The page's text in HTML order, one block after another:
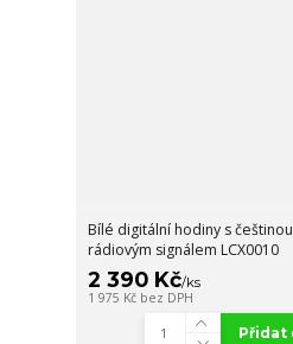
Bílé digitální hodiny s
rádiovým signálem LCX0010
2 390 Kč/ks
1 975 Kč bez DPH
Přidat